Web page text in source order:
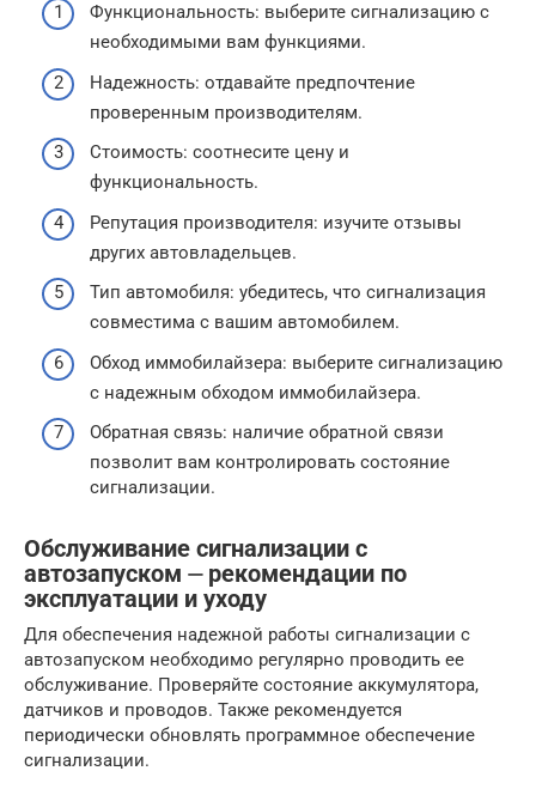
Функциональность: выберите сигнализацию с
необходимыми вам функциями.
Надежность: отдавайте предпочтение
проверенным производителям.
Стоимость: соотнесите цену и
функциональность.
Репутация производителя: изучите отзывы
других автовладельцев.
Тип автомобиля: убедитесь, что сигнализация
совместима с вашим автомобилем.
Обход иммобилайзера: выберите сигнализацию
с надежным обходом иммобилайзера.
Обратная связь: наличие обратной связи
позволит вам контролировать состояние
сигнализации.
Обслуживание сигнализации с
автозапуском ⏤ рекомендации по
эксплуатации и уходу
Для обеспечения надежной работы сигнализации с
автозапуском необходимо регулярно проводить ее
обслуживание. Проверяйте состояние аккумулятора,
датчиков и проводов. Также рекомендуется
периодически обновлять программное обеспечение
сигнализации.